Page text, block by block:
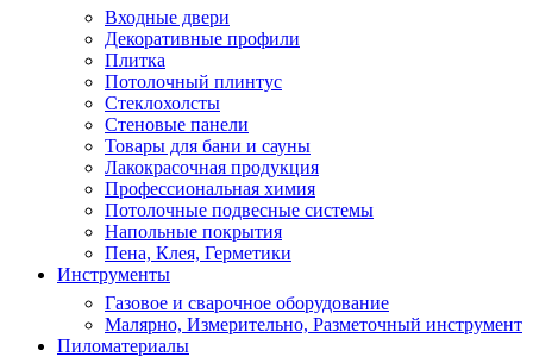
Входные двери
Декоративные профили
Плитка
Потолочный плинтус
Стеклохолсты
Стеновые панели
Товары для бани и сауны
Лакокрасочная продукция
Профессиональная химия
Потолочные подвесные системы
Напольные покрытия
Пена, Клея, Герметики
Инструменты
Газовое и сварочное оборудование
Малярно, Измерительно, Разметочный инструмент
Пиломатериалы